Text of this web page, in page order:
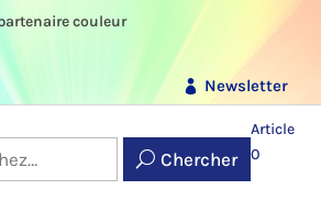
couleur
Newsletter
Chercher
Article
0